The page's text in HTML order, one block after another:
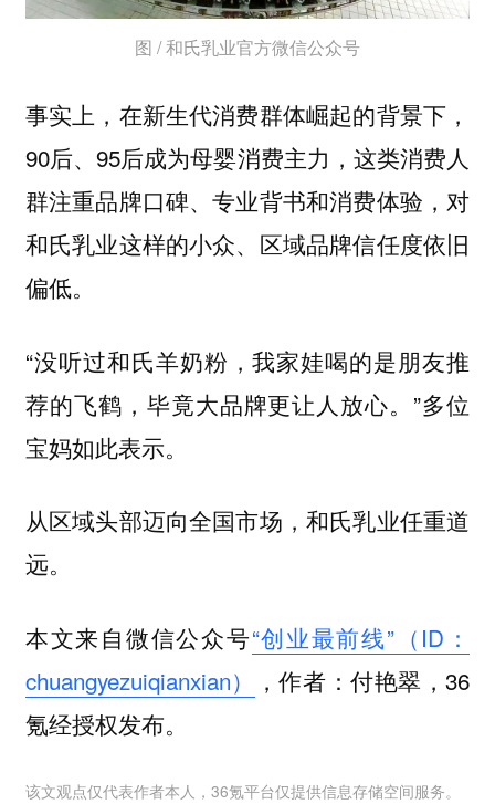
图 / 和氏乳业官方微信公众号
事实上，在新生代消费群体崛起的背景下，
90后、95后成为母婴消费主力，这类消费人
群注重品牌口碑、专业背书和消费体验，对
和氏乳业这样的小众、区域品牌信任度依旧
偏低。
“没听过和氏羊奶粉，我家娃喝的是朋友推
荐的飞鹤，毕竟大品牌更让人放心。”多位
宝妈如此表示。
从区域头部迈向全国市场，和氏乳业任重道
远。
本文来自微信公众号“创业最前线”（ID：
chuangyezuiqianxian）
，作者：付艳翠，36
氪经授权发布。
该文观点仅代表作者本人，36氪平台仅提供信息存储空间服务。